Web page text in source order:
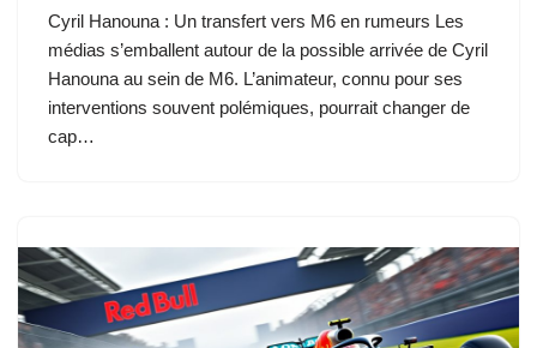
Cyril Hanouna : Un transfert vers M6 en rumeurs Les
médias s’emballent autour de la possible arrivée de Cyril
Hanouna au sein de M6. L’animateur, connu pour ses
interventions souvent polémiques, pourrait changer de
cap…